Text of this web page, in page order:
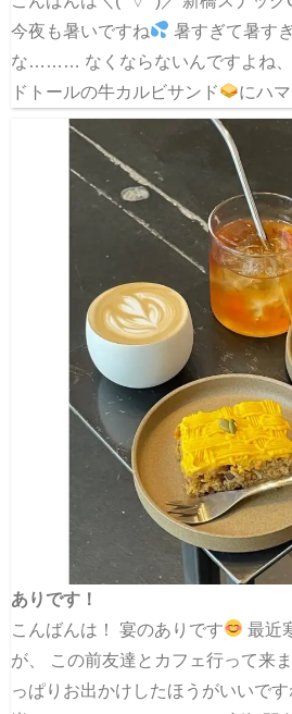
今夜も暑いですね
暑すぎて暑
な……… なくならないんですよね、
ドトールの牛カルビサンド
にハ
ありです！
こんばんは！ 宴のありです
最近
が、 この前友達とカフェ行って来
っぱりお出かけしたほうがいいで